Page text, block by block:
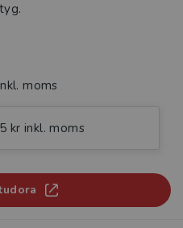
moms
kr inkl. moms